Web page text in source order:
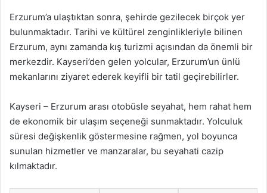
Erzurum’a ulaştıktan sonra, şehirde gezilecek birçok yer
bulunmaktadır. Tarihi ve kültürel zenginlikleriyle bilinen
Erzurum, aynı zamanda kış turizmi açısından da önemli bir
merkezdir. Kayseri’den gelen yolcular, Erzurum’un ünlü
mekanlarını ziyaret ederek keyifli bir tatil geçirebilirler.
Kayseri – Erzurum arası otobüsle seyahat, hem rahat hem
de ekonomik bir ulaşım seçeneği sunmaktadır. Yolculuk
süresi değişkenlik göstermesine rağmen, yol boyunca
sunulan hizmetler ve manzaralar, bu seyahati cazip
kılmaktadır.